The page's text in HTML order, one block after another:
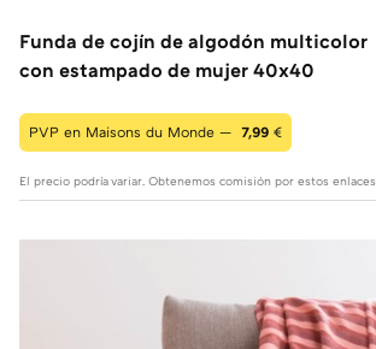
Funda de cojín de algodón multicolor
con estampado de mujer 40x40
PVP en Maisons du Monde — 7,99 €
El precio podría variar. Obtenemos comisión por estos enlaces